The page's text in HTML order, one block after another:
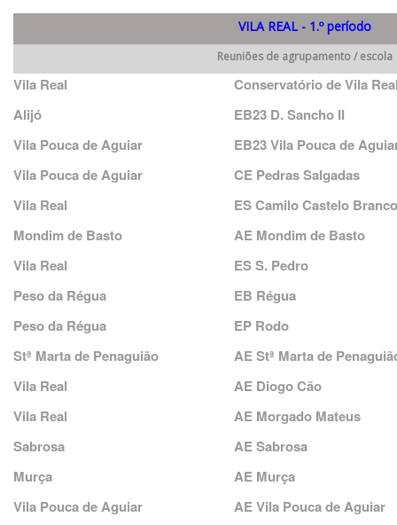
VILA REAL - 1.º período
Reuniões de agrupamento / escola
Vila Real
Conservatório de Vila
Alijó
EB23 D. Sancho II
Vila Pouca de Aguiar
EB23 Vila Pouca de
Vila Pouca de Aguiar
CE Pedras Salgadas
Vila Real
ES Camilo Castelo Branco
Mondim de Basto
AE Mondim de Basto
Vila Real
ES S. Pedro
Peso da Régua
EB Régua
Peso da Régua
EP Rodo
Stª Marta de Penaguião
AE Stª Marta de
Vila Real
AE Diogo Cão
Vila Real
AE Morgado Mateus
Sabrosa
AE Sabrosa
Murça
AE Murça
Vila Pouca de Aguiar
AE Vila Pouca de Aguiar